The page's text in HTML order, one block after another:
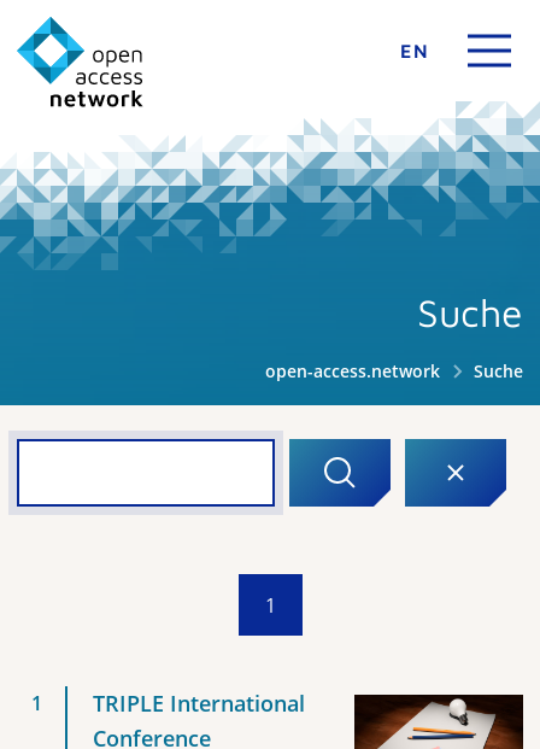
EN
Suche
open-access.network Suche
1
TRIPLE International
Conference